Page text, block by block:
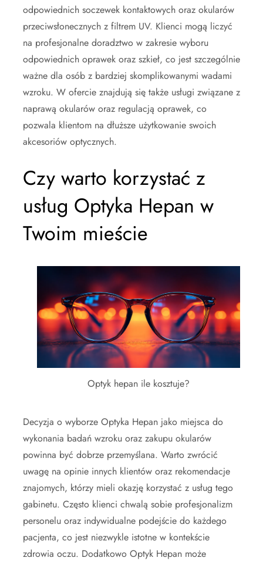
odpowiednich soczewek kontaktowych oraz okularów
przeciwsłonecznych z filtrem UV. Klienci mogą liczyć
na profesjonalne doradztwo w zakresie wyboru
odpowiednich oprawek oraz szkieł, co jest szczególnie
ważne dla osób z bardziej skomplikowanymi wadami
wzroku. W ofercie znajdują się także usługi związane z
naprawą okularów oraz regulacją oprawek, co
pozwala klientom na dłuższe użytkowanie swoich
akcesoriów optycznych.
Czy warto korzystać z
usług Optyka Hepan w
Twoim mieście
Optyk hepan ile kosztuje?
Decyzja o wyborze Optyka Hepan jako miejsca do
wykonania badań wzroku oraz zakupu okularów
powinna być dobrze przemyślana. Warto zwrócić
uwagę na opinie innych klientów oraz rekomendacje
znajomych, którzy mieli okazję korzystać z usług tego
gabinetu. Często klienci chwalą sobie profesjonalizm
personelu oraz indywidualne podejście do każdego
pacjenta, co jest niezwykle istotne w kontekście
zdrowia oczu. Dodatkowo Optyk Hepan może